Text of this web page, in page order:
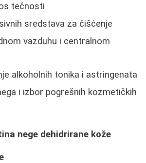
tečnosti
sredstava za čišćenje
vazduhu i centralnom
alkoholnih tonika i astringenata
i izbor pogrešnih kozmetičkih
nege dehidrirane kože